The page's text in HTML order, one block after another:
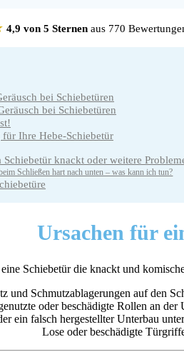
4,9 von 5 Sternen aus 770
bei Schiebetüren
bei Schiebetüren
Ihre Hebe-Schiebetür
knackt oder weitere
Schließen hart nach unten – was kann ich tun?
Ursachen für
Schiebetür die knackt und
und Schmutzablagerungen auf den
oder beschädigte Rollen an
ein falsch hergestellter Unterbau
Lose oder beschädigte